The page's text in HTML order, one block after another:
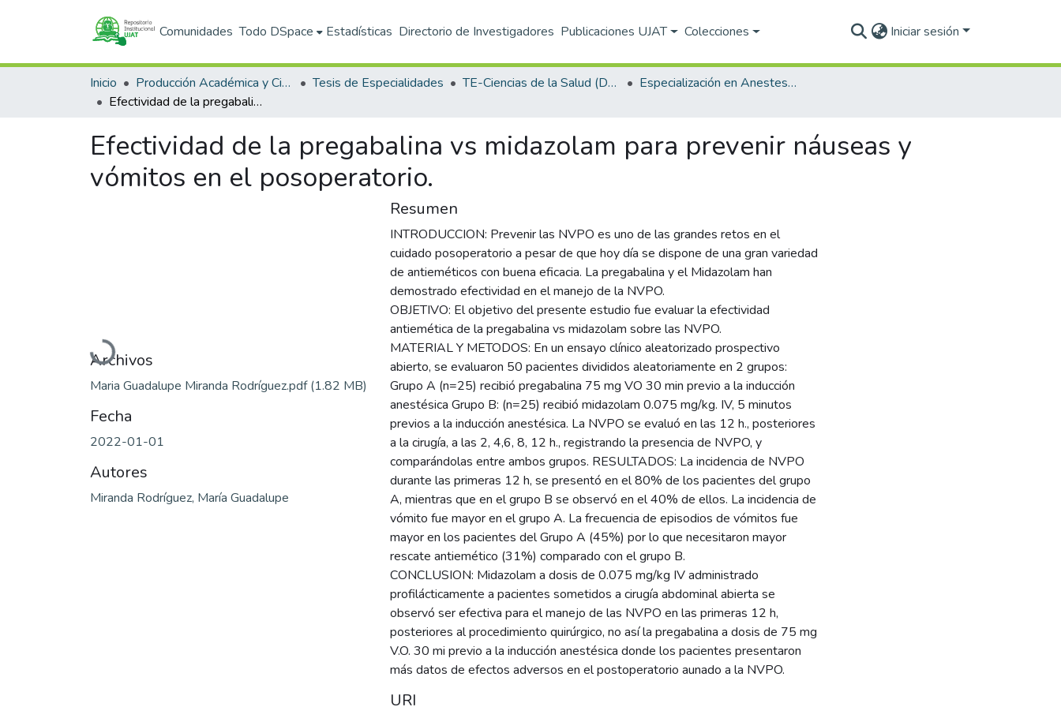
Comunidades Todo DSpace Estadísticas Directorio de Investigadores Publicaciones UJAT Colecciones Iniciar sesión
Inicio Producción Académica y Científica Tesis de Especialidades TE-Ciencias de la Salud (DACS)
Especialización en Anestesiología (PNPC)
Efectividad de la pregabalina vs midazolam para prevenir náuseas y vómitos en el posoperatorio.
Efectividad de la pregabalina vs midazolam para prevenir náuseas y
vómitos en el posoperatorio.
Cargando...
Archivos
Maria Guadalupe Miranda Rodríguez.pdf(1.82 MB)
Fecha
2022-01-01
Autores
Miranda Rodríguez, María Guadalupe
Resumen
INTRODUCCION: Prevenir las NVPO es uno de las grandes retos en el
cuidado posoperatorio a pesar de que hoy día se dispone de una gran variedad
de antieméticos con buena eficacia. La pregabalina y el Midazolam han
demostrado efectividad en el manejo de la NVPO.
OBJETIVO: El objetivo del presente estudio fue evaluar la efectividad
antiemética de la pregabalina vs midazolam sobre las NVPO.
MATERIAL Y METODOS: En un ensayo clínico aleatorizado prospectivo
abierto, se evaluaron 50 pacientes divididos aleatoriamente en 2 grupos:
Grupo A (n=25) recibió pregabalina 75 mg VO 30 min previo a la inducción
anestésica Grupo B: (n=25) recibió midazolam 0.075 mg/kg. IV, 5 minutos
previos a la inducción anestésica. La NVPO se evaluó en las 12 h., posteriores
a la cirugía, a las 2, 4,6, 8, 12 h., registrando la presencia de NVPO, y
comparándolas entre ambos grupos. RESULTADOS: La incidencia de NVPO
durante las primeras 12 h, se presentó en el 80% de los pacientes del grupo
A, mientras que en el grupo B se observó en el 40% de ellos. La incidencia de
vómito fue mayor en el grupo A. La frecuencia de episodios de vómitos fue
mayor en los pacientes del Grupo A (45%) por lo que necesitaron mayor
rescate antiemético (31%) comparado con el grupo B.
CONCLUSION: Midazolam a dosis de 0.075 mg/kg IV administrado
profilácticamente a pacientes sometidos a cirugía abdominal abierta se
observó ser efectiva para el manejo de las NVPO en las primeras 12 h,
posteriores al procedimiento quirúrgico, no así la pregabalina a dosis de 75 mg
V.O. 30 mi previo a la inducción anestésica donde los pacientes presentaron
más datos de efectos adversos en el postoperatorio aunado a la NVPO.
URI